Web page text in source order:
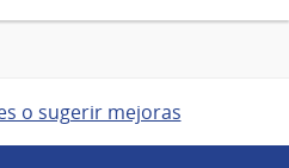
o sugerir mejoras